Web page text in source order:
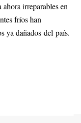
ahora irreparables en
fríos han
ya dañados del país.